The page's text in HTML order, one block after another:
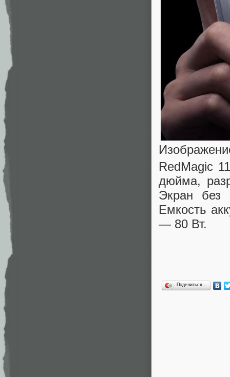
RedMagic
дюйма,
Экран без
Емкость
— 80 Вт.
Поделиться…